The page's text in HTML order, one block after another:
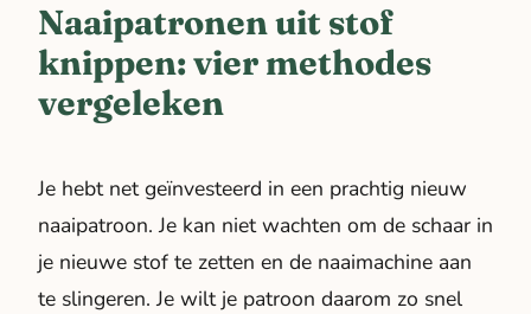
Naaipatronen uit stof
knippen: vier methodes
vergeleken
Je hebt net geïnvesteerd in een prachtig nieuw
naaipatroon. Je kan niet wachten om de schaar in
je nieuwe stof te zetten en de naaimachine aan
te slingeren. Je wilt je patroon daarom zo snel